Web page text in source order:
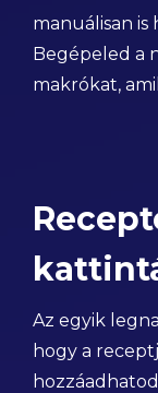
manuálisan
Begépeled a
makrókat,
Az egyik
hogy a